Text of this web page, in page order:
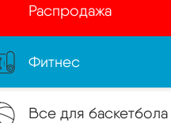
Распродажа
Фитнес
Все для баскетбола